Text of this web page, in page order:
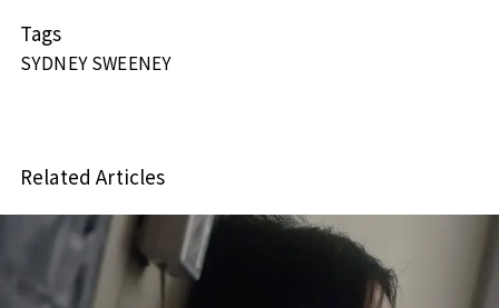
Tags
SYDNEY SWEENEY
Related Articles